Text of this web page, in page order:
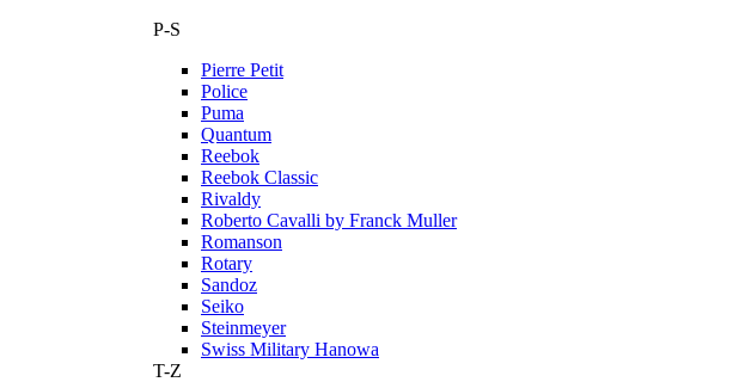
P-S
Pierre Petit
Police
Puma
Quantum
Reebok
Reebok Classic
Rivaldy
Roberto Cavalli by Franck Muller
Romanson
Rotary
Sandoz
Seiko
Steinmeyer
Swiss Military Hanowa
T-Z